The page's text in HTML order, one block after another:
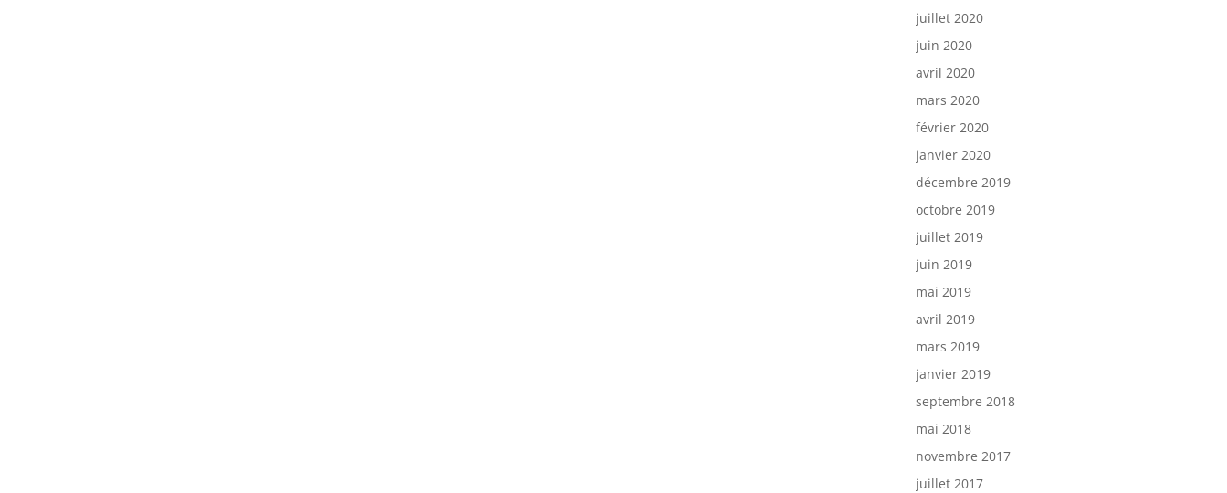
juillet 2020
juin 2020
avril 2020
mars 2020
février 2020
janvier 2020
décembre 2019
octobre 2019
juillet 2019
juin 2019
mai 2019
avril 2019
mars 2019
janvier 2019
septembre 2018
mai 2018
novembre 2017
juillet 2017